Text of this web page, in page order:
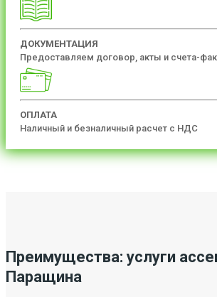
ДОКУМЕНТАЦИЯ
Предоставляем договор, акты и счета-
ОПЛАТА
Наличный и безналичный расчет с НДС
Преимущества: услуги
Паращина